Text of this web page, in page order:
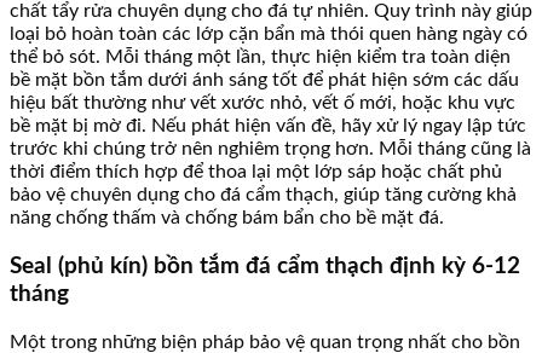
chất tẩy rửa chuyên dụng cho đá tự nhiên. Quy trình này giúp
loại bỏ hoàn toàn các lớp cặn bẩn mà thói quen hàng ngày có
thể bỏ sót. Mỗi tháng một lần, thực hiện kiểm tra toàn diện
bề mặt bồn tắm dưới ánh sáng tốt để phát hiện sớm các dấu
hiệu bất thường như vết xước nhỏ, vết ố mới, hoặc khu vực
bề mặt bị mờ đi. Nếu phát hiện vấn đề, hãy xử lý ngay lập tức
trước khi chúng trở nên nghiêm trọng hơn. Mỗi tháng cũng là
thời điểm thích hợp để thoa lại một lớp sáp hoặc chất phủ
bảo vệ chuyên dụng cho đá cẩm thạch, giúp tăng cường khả
năng chống thấm và chống bám bẩn cho bề mặt đá.
Seal (phủ kín) bồn tắm đá cẩm thạch định kỳ 6-12
tháng
Một trong những biện pháp bảo vệ quan trọng nhất cho bồn